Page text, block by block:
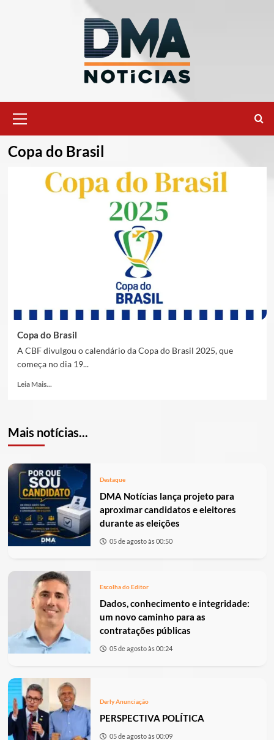
principal
Copa do Brasil
Copa do Brasil
A CBF divulgou o calendário da Copa do Brasil 2025, que
começa no dia 19...
Leia Mais...
Mais notícias...
Destaque
DMA Notícias lança projeto para
aproximar candidatos e eleitores
durante as eleições
05 de agosto às 00:50
Escolha do Editor
Dados, conhecimento e integridade:
um novo caminho para as
contratações públicas
05 de agosto às 00:24
Derly Anunciação
PERSPECTIVA POLÍTICA
05 de agosto às 00:09